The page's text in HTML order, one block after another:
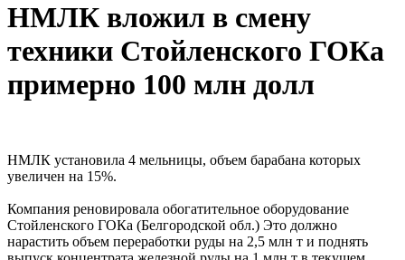
НМЛК вложил в смену
техники Стойленского ГОКа
примерно 100 млн долл
НМЛК установила 4 мельницы, объем барабана которых
увеличен на 15%.
Компания реновировала обогатительное оборудование
Стойленского ГОКа (Белгородской обл.) Это должно
нарастить объем переработки руды на 2,5 млн т и поднять